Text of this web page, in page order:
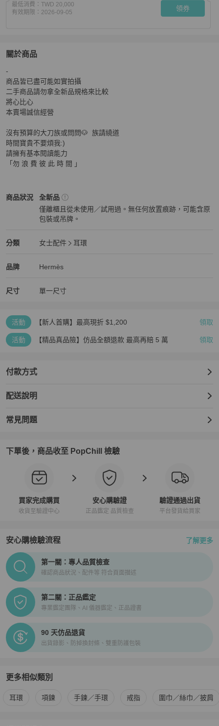
最低消費： TWD 20,000
有效期限： 2026-09-05 領券
關於商品
關於
-
商品皆已盡可能如實拍攝
二手商品請勿拿全新品規格來比較
將心比心
本賣場誠信經營
沒有預算的大刀族或問問🐶  族請繞道
時間寶貴不要煩我:)
請擁有基本閱讀能力
「勿 浪 費 彼 此 時 間 」
商品狀況
Hermès女士配件商品狀態與細節
全新品
僅離櫃且從未使用／試用過。無任何放置痕跡，可能含原
包裝或吊牌。
分類
Hermès 女士配件分類資訊
女士配件
耳環
品牌
Hermès 精品女士配件
Hermès
Hermès 推薦清單
尺寸 單一尺寸
活動 【新人首購】最高現折 $1,200 領取
活動 【精品真品險】仿品全額退款 最高再賠 5 萬 領取
付款方式
配送說明
常見問題
下單後，商品收至 PopChill 檢驗
買家完成購買
收貨至驗證中心
安心購驗證
正品鑑定 品質檢查
驗證通過出貨
平台發貨給買家
安心購檢驗流程 了解更多
PopChill拍拍圈正品驗證、安心購檢驗流程介紹
第一關：專人品質檢查
確認商品狀況、配件等 符合頁面描述
第二關：正品鑑定
專業鑑定團隊、AI 儀器鑑定、正品證書
90 天仿品退貨
出貨錄影、防掉換封條、雙重防護包裝
更多相似類別
更多Hermès女士配件 相似商品推薦
耳環 項鍊 手鍊／手環 戒指 圍巾／絲巾／披肩